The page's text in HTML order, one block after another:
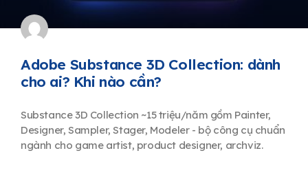
Adobe Substance 3D Collection: dành
cho ai? Khi nào cần?
Substance 3D Collection ~15 triệu/năm gồm Painter,
Designer, Sampler, Stager, Modeler - bộ công cụ chuẩn
ngành cho game artist, product designer, archviz.